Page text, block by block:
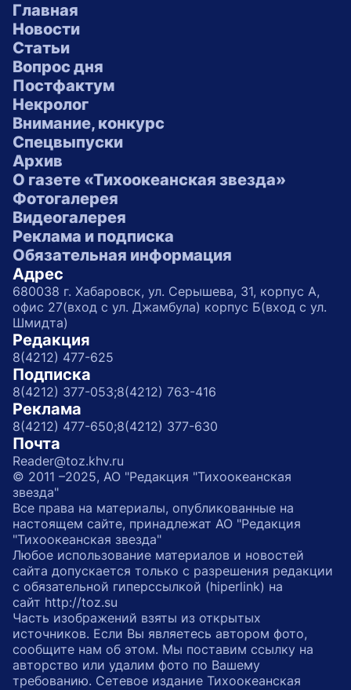
Главная
Новости
Статьи
Вопрос дня
Постфактум
Некролог
Внимание, конкурс
Спецвыпуски
Архив
О газете «Тихоокеанская звезда»
Фотогалерея
Видеогалерея
Реклама и подписка
Обязательная информация
Адрес
680038 г. Хабаровск, ул. Серышева, 31, корпус А,
офис 27(вход с ул. Джамбула) корпус Б(вход с ул.
Шмидта)
Редакция
8(4212) 477-625
Подписка
8(4212) 377-053;8(4212) 763-416
Реклама
8(4212) 477-650;8(4212) 377-630
Почта
Reader@toz.khv.ru
© 2011 –2025, АО "Редакция "Тихоокеанская
звезда"
Все права на материалы, опубликованные на
настоящем сайте, принадлежат АО "Редакция
"Тихоокеанская звезда"
Любое использование материалов и новостей
сайта допускается только с разрешения редакции
с обязательной гиперссылкой (hiperlink) на
сайт http://toz.su
Часть изображений взяты из открытых
источников. Если Вы являетесь автором фото,
сообщите нам об этом. Мы поставим ссылку на
авторство или удалим фото по Вашему
требованию. Сетевое издание Тихоокеанская